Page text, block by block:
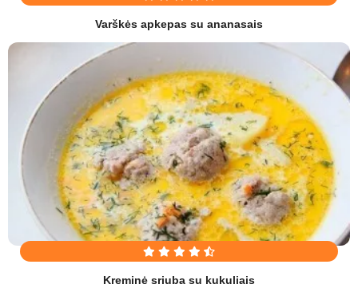
Varškės apkepas su ananasais
Kreminė sriuba su kukuliais